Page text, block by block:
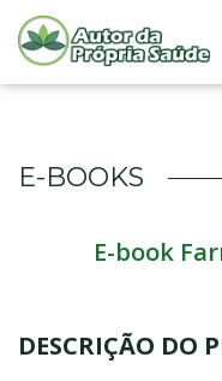
E-BOOKS
E-book
DESCRIÇÃO DO